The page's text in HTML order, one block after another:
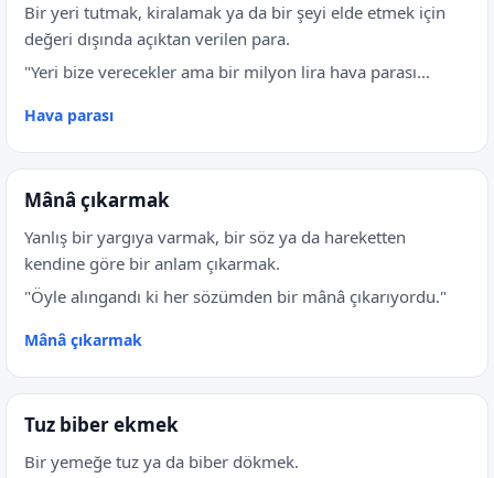
Bir yeri tutmak, kiralamak ya da bir şeyi elde etmek için
değeri dışında açıktan verilen para.
"Yeri bize verecekler ama bir milyon lira hava parası...
Hava parası
Mânâ çıkarmak
Yanlış bir yargıya varmak, bir söz ya da hareketten
kendine göre bir anlam çıkarmak.
"Öyle alıngandı ki her sözümden bir mânâ çıkarıyordu."
Mânâ çıkarmak
Tuz biber ekmek
Bir yemeğe tuz ya da biber dökmek.